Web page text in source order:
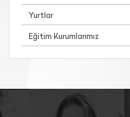
Yurtlar
Eğitim Kurumlarımız